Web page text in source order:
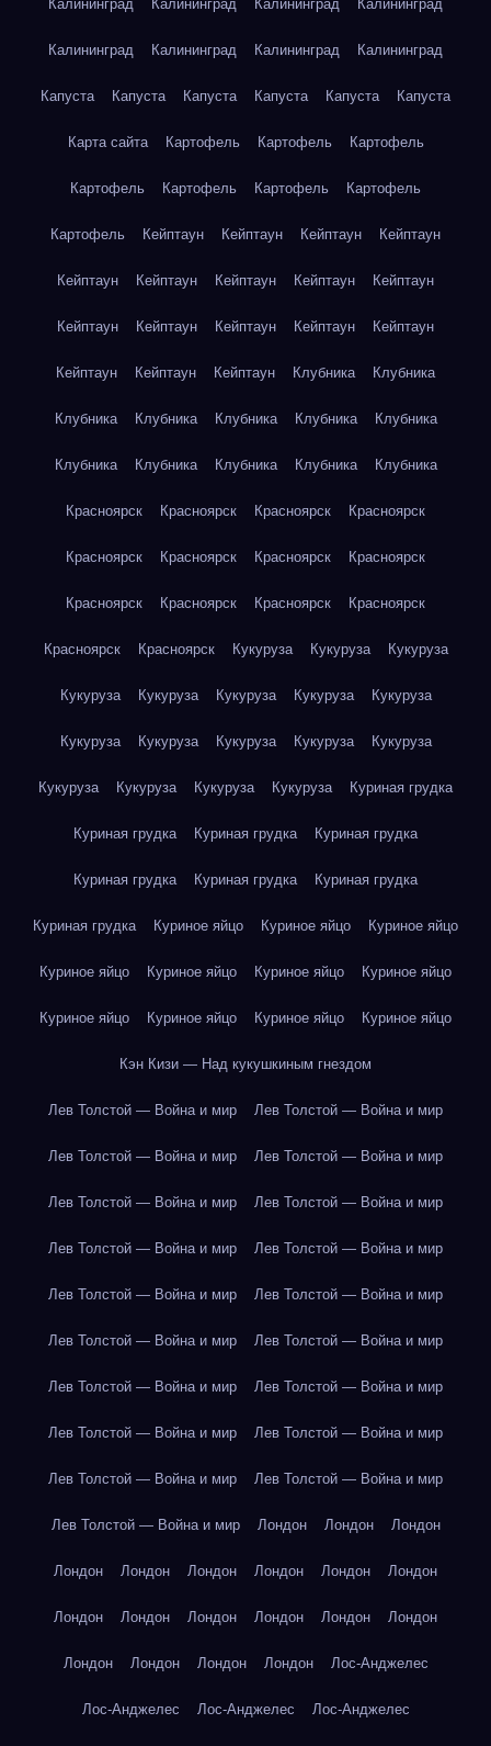
Калининград Калининград Калининград Калининград
Калининград Калининград Калининград Калининград
Капуста Капуста Капуста Капуста Капуста Капуста
Карта сайта Картофель Картофель Картофель
Картофель Картофель Картофель Картофель
Картофель Кейптаун Кейптаун Кейптаун Кейптаун
Кейптаун Кейптаун Кейптаун Кейптаун Кейптаун
Кейптаун Кейптаун Кейптаун Кейптаун Кейптаун
Кейптаун Кейптаун Кейптаун Клубника Клубника
Клубника Клубника Клубника Клубника Клубника
Клубника Клубника Клубника Клубника Клубника
Красноярск Красноярск Красноярск Красноярск
Красноярск Красноярск Красноярск Красноярск
Красноярск Красноярск Красноярск Красноярск
Красноярск Красноярск Кукуруза Кукуруза Кукуруза
Кукуруза Кукуруза Кукуруза Кукуруза Кукуруза
Кукуруза Кукуруза Кукуруза Кукуруза Кукуруза
Кукуруза Кукуруза Кукуруза Кукуруза Куриная грудка
Куриная грудка Куриная грудка Куриная грудка
Куриная грудка Куриная грудка Куриная грудка
Куриная грудка Куриное яйцо Куриное яйцо Куриное яйцо
Куриное яйцо Куриное яйцо Куриное яйцо Куриное яйцо
Куриное яйцо Куриное яйцо Куриное яйцо Куриное яйцо
Кэн Кизи — Над кукушкиным гнездом
Лев Толстой — Война и мир Лев Толстой — Война и мир
Лев Толстой — Война и мир Лев Толстой — Война и мир
Лев Толстой — Война и мир Лев Толстой — Война и мир
Лев Толстой — Война и мир Лев Толстой — Война и мир
Лев Толстой — Война и мир Лев Толстой — Война и мир
Лев Толстой — Война и мир Лев Толстой — Война и мир
Лев Толстой — Война и мир Лев Толстой — Война и мир
Лев Толстой — Война и мир Лев Толстой — Война и мир
Лев Толстой — Война и мир Лев Толстой — Война и мир
Лев Толстой — Война и мир Лондон Лондон Лондон
Лондон Лондон Лондон Лондон Лондон Лондон
Лондон Лондон Лондон Лондон Лондон Лондон
Лондон Лондон Лондон Лондон Лос-Анджелес
Лос-Анджелес Лос-Анджелес Лос-Анджелес